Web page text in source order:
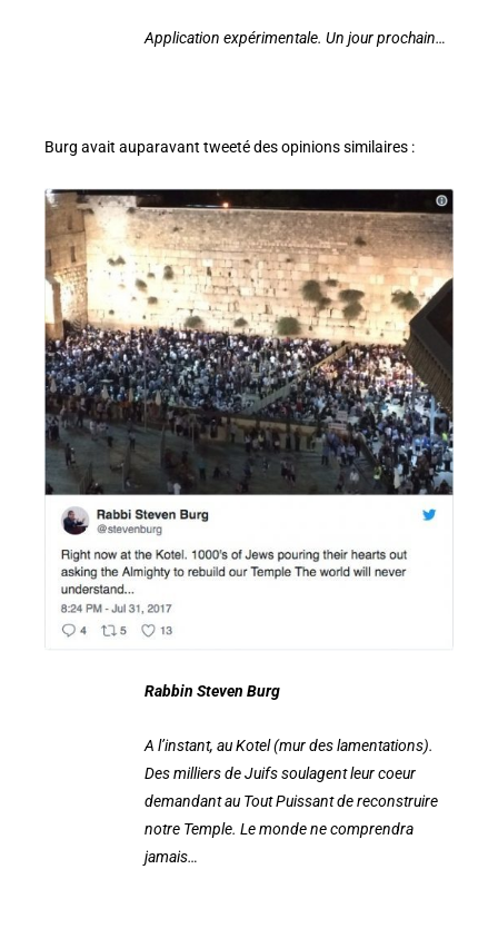
Application expérimentale. Un jour prochain…
Burg avait auparavant tweeté des opinions similaires :
Rabbin Steven Burg
A l’instant, au Kotel (mur des lamentations).
Des milliers de Juifs soulagent leur coeur
demandant au Tout Puissant de reconstruire
notre Temple. Le monde ne comprendra
jamais…